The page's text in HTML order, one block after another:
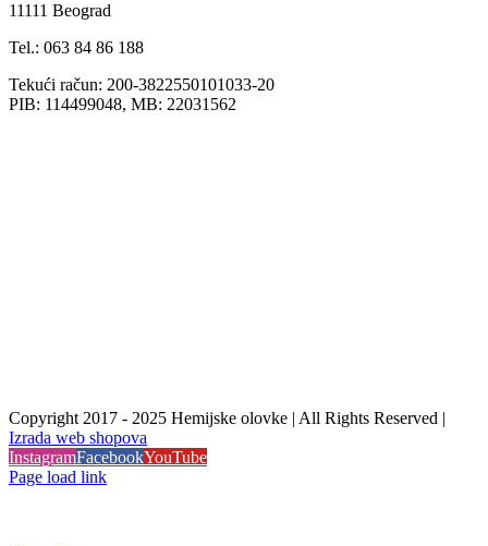
11111 Beograd
Tel.: 063 84 86 188
Tekući račun: 200-3822550101033-20
PIB: 114499048, MB: 22031562
Copyright 2017 - 2025 Hemijske olovke | All Rights Reserved |
Izrada web shopova
InstagramFacebookYouTube
Page load link